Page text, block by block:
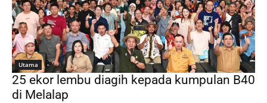
Utama
25 ekor lembu diagih kepada kumpulan B40
di Melalap